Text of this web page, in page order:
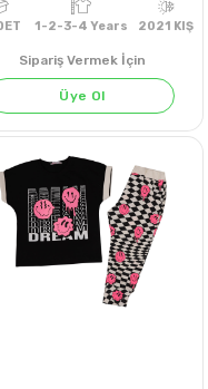
EKRU KIRMIZI
Sipariş Vermek İçin
Üye Ol